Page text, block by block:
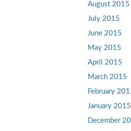
August 2015
July 2015
June 2015
May 2015
April 2015
March 2015
February
January 2015
December